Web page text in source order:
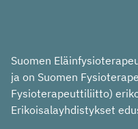
Suomen
ja on Suomen
Fysioterapeuttiliitto)
Erikoisalayhdistykset